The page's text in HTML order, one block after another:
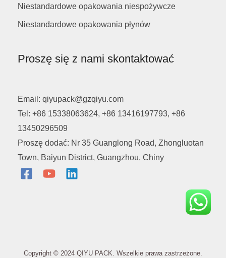
Niestandardowe opakowania niespożywcze
Niestandardowe opakowania płynów
Proszę się z nami skontaktować
Email: qiyupack@gzqiyu.com
Tel: +86 15338063624, +86 13416197793, +86
13450296509
Proszę dodać: Nr 35 Guanglong Road, Zhongluotan
Town, Baiyun District, Guangzhou, Chiny
Copyright © 2024 QIYU PACK. Wszelkie prawa zastrzeżone.